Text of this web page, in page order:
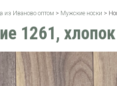
из Иваново оптом > Мужские носки >
1261,